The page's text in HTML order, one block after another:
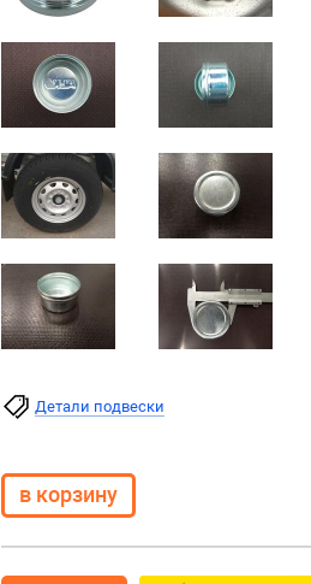
Детали подвески